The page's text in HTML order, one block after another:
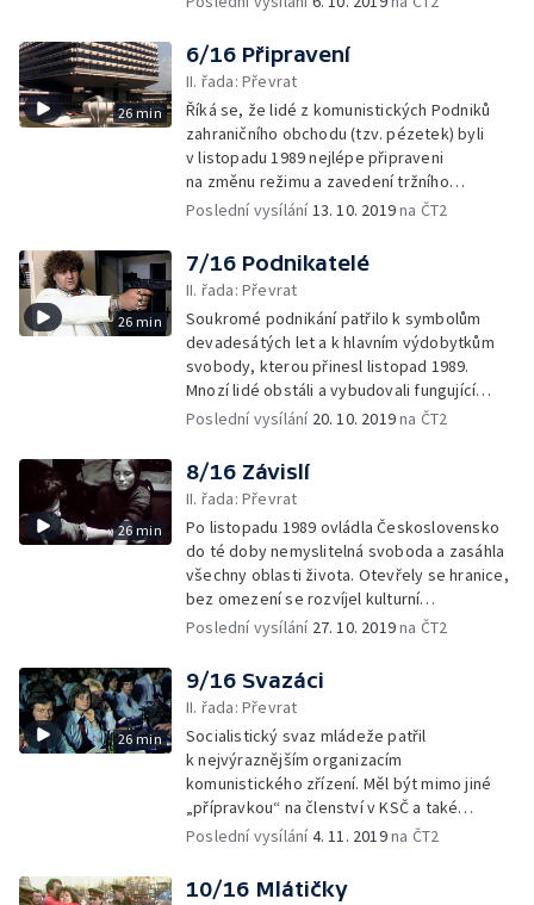
26 min
6/16 Připravení
II. řada: Převrat
Říká se, že lidé z komunistických Podniků
zahraničního obchodu (tzv. pézetek) byli
v listopadu 1989 nejlépe připraveni
na změnu režimu a zavedení tržního
hospodářství, že měli náskok
Poslední vysílání13. 10. 2019na ČT2
26 min
7/16 Podnikatelé
II. řada: Převrat
Soukromé podnikání patřilo k symbolům
devadesátých let a k hlavním výdobytkům
svobody, kterou přinesl listopad 1989.
Mnozí lidé obstáli a vybudovali fungující
firmy, řadu nových podnikatelů však
Poslední vysílání 20. 10. 2019na ČT2
26 min
8/16 Závislí
II. řada: Převrat
Po listopadu 1989 ovládla Československo
do té doby nemyslitelná svoboda a zasáhla
všechny oblasti života. Otevřely se hranice,
bez omezení se rozvíjel kulturní
a společenský život – a ve velkém se rozjel
patřily.
Poslední vysílání 27. 10. 2019na ČT2
26 min
9/16 Svazáci
II. řada: Převrat
Socialistický svaz mládeže patřil
k nejvýraznějším organizacím
komunistického zřízení. Měl být mimo jiné
„přípravkou“ na členství v KSČ a také
nástrojem pro ovlivňování života mladých
nezanedbatelnou roli při pádu režimu…
Poslední vysílání4. 11. 2019na ČT2
10/16 Mlátičky